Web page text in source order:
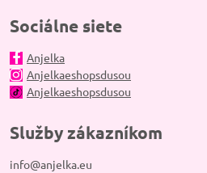
Sociálne siete
Anjelka
Anjelkaeshopsdusou
Anjelkaeshopsdusou
Služby zákazníkom
info@anjelka.eu